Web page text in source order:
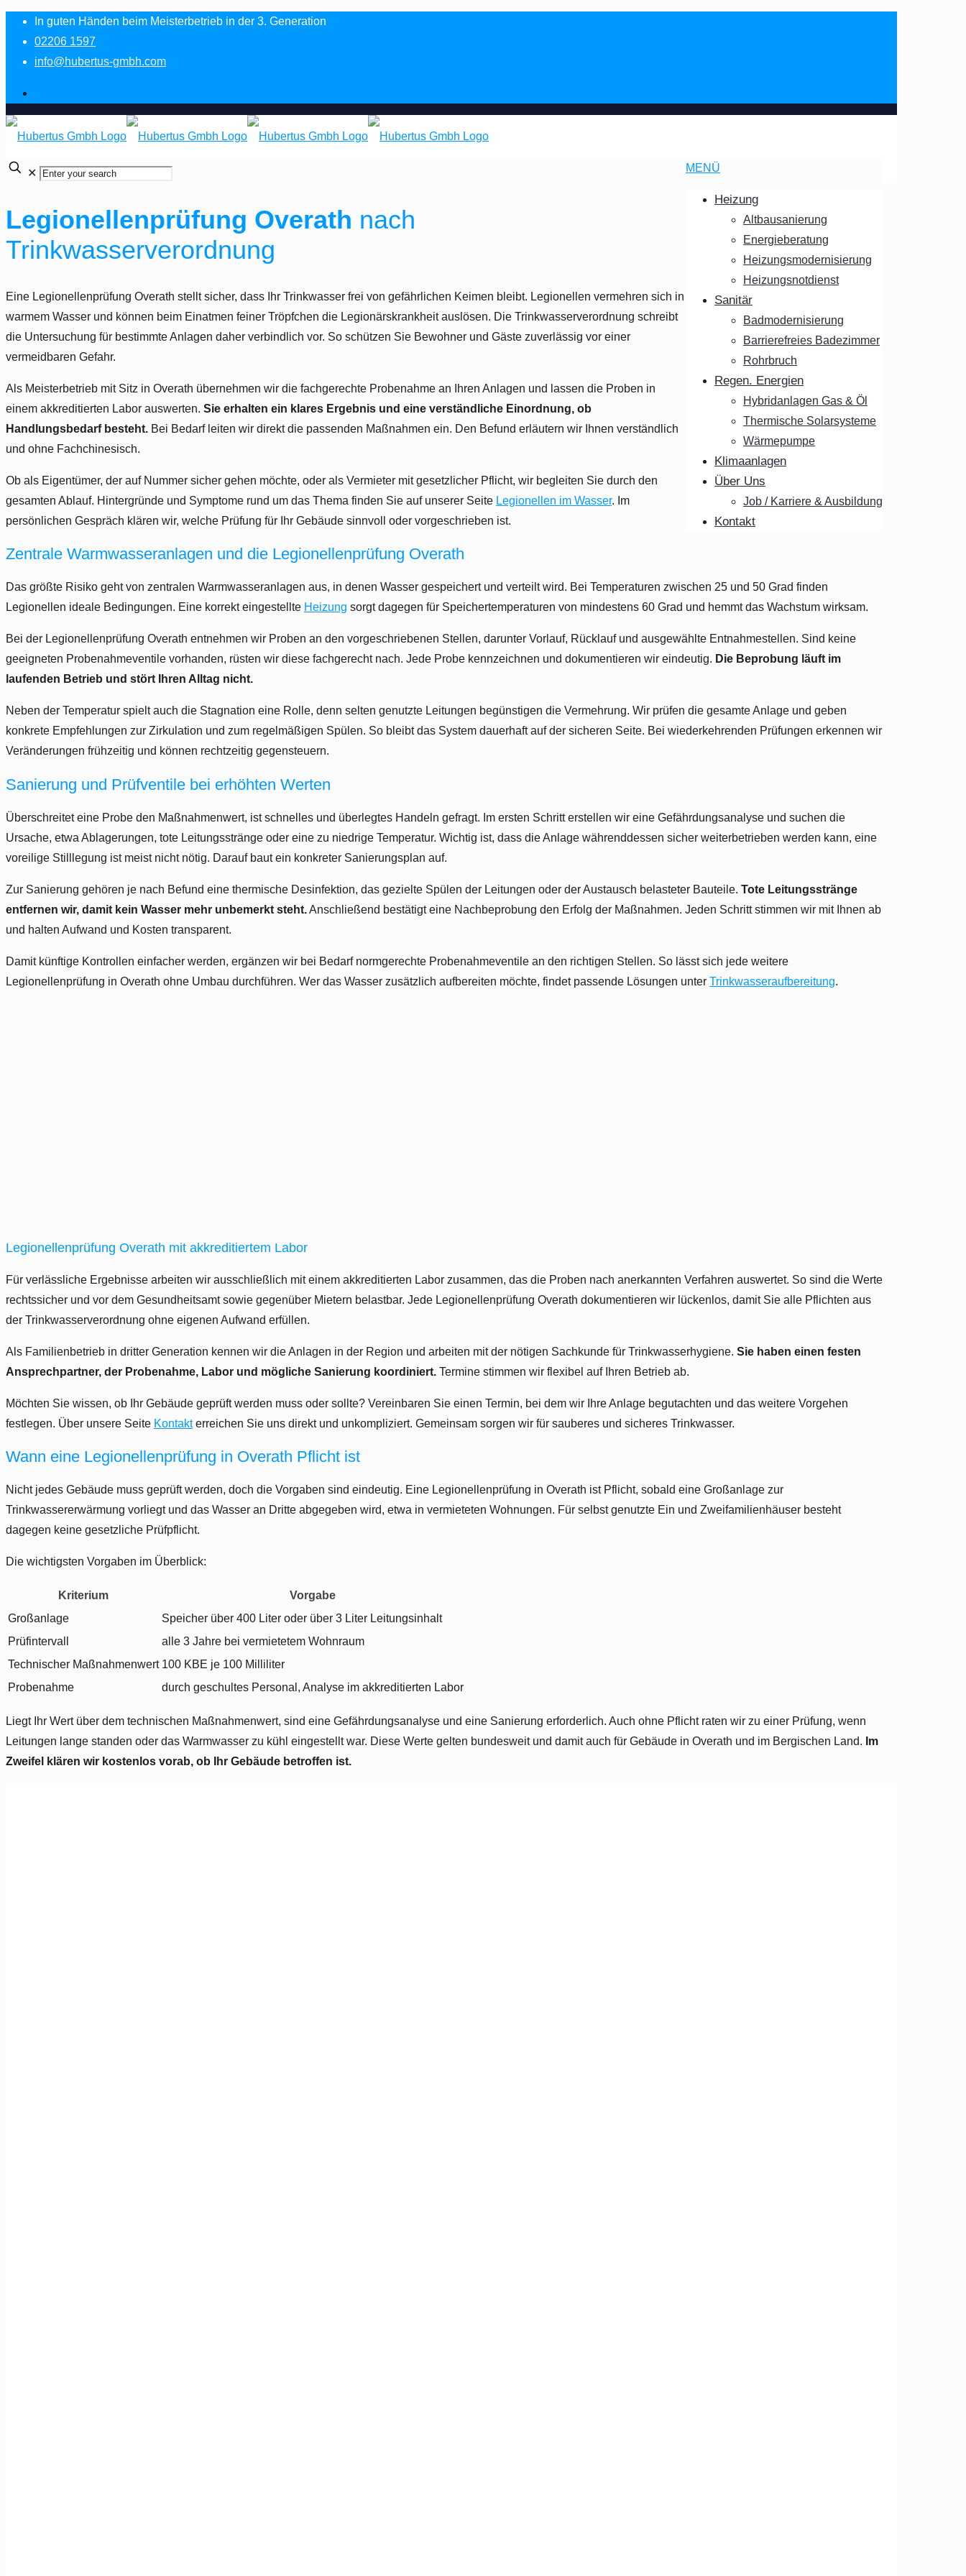
In guten Händen beim Meisterbetrieb in der 3. Generation
02206 1597
info@hubertus-gmbh.com
MENÜ
Heizung
Altbausanierung
Energieberatung
Heizungsmodernisierung
Heizungsnotdienst
Sanitär
Badmodernisierung
Barrierefreies Badezimmer
Rohrbruch
Regen. Energien
Hybridanlagen Gas & Öl
Thermische Solarsysteme
Wärmepumpe
Klimaanlagen
Über Uns
Job / Karriere & Ausbildung
Kontakt
✕
Legionellenprüfung Overath nach
Trinkwasserverordnung
Eine Legionellenprüfung Overath stellt sicher, dass Ihr Trinkwasser frei von gefährlichen Keimen bleibt. Legionellen vermehren sich in
warmem Wasser und können beim Einatmen feiner Tröpfchen die Legionärskrankheit auslösen. Die Trinkwasserverordnung schreibt
die Untersuchung für bestimmte Anlagen daher verbindlich vor. So schützen Sie Bewohner und Gäste zuverlässig vor einer
vermeidbaren Gefahr.
Als Meisterbetrieb mit Sitz in Overath übernehmen wir die fachgerechte Probenahme an Ihren Anlagen und lassen die Proben in
einem akkreditierten Labor auswerten. Sie erhalten ein klares Ergebnis und eine verständliche Einordnung, ob
Handlungsbedarf besteht. Bei Bedarf leiten wir direkt die passenden Maßnahmen ein. Den Befund erläutern wir Ihnen verständlich
und ohne Fachchinesisch.
Ob als Eigentümer, der auf Nummer sicher gehen möchte, oder als Vermieter mit gesetzlicher Pflicht, wir begleiten Sie durch den
gesamten Ablauf. Hintergründe und Symptome rund um das Thema finden Sie auf unserer Seite Legionellen im Wasser. Im
persönlichen Gespräch klären wir, welche Prüfung für Ihr Gebäude sinnvoll oder vorgeschrieben ist.
Zentrale Warmwasseranlagen und die Legionellenprüfung Overath
Das größte Risiko geht von zentralen Warmwasseranlagen aus, in denen Wasser gespeichert und verteilt wird. Bei Temperaturen zwischen 25 und 50 Grad finden
Legionellen ideale Bedingungen. Eine korrekt eingestellte Heizung sorgt dagegen für Speichertemperaturen von mindestens 60 Grad und hemmt das Wachstum wirksam.
Bei der Legionellenprüfung Overath entnehmen wir Proben an den vorgeschriebenen Stellen, darunter Vorlauf, Rücklauf und ausgewählte Entnahmestellen. Sind keine
geeigneten Probenahmeventile vorhanden, rüsten wir diese fachgerecht nach. Jede Probe kennzeichnen und dokumentieren wir eindeutig. Die Beprobung läuft im
laufenden Betrieb und stört Ihren Alltag nicht.
Neben der Temperatur spielt auch die Stagnation eine Rolle, denn selten genutzte Leitungen begünstigen die Vermehrung. Wir prüfen die gesamte Anlage und geben
konkrete Empfehlungen zur Zirkulation und zum regelmäßigen Spülen. So bleibt das System dauerhaft auf der sicheren Seite. Bei wiederkehrenden Prüfungen erkennen wir
Veränderungen frühzeitig und können rechtzeitig gegensteuern.
Sanierung und Prüfventile bei erhöhten Werten
Überschreitet eine Probe den Maßnahmenwert, ist schnelles und überlegtes Handeln gefragt. Im ersten Schritt erstellen wir eine Gefährdungsanalyse und suchen die
Ursache, etwa Ablagerungen, tote Leitungsstränge oder eine zu niedrige Temperatur. Wichtig ist, dass die Anlage währenddessen sicher weiterbetrieben werden kann, eine
voreilige Stilllegung ist meist nicht nötig. Darauf baut ein konkreter Sanierungsplan auf.
Zur Sanierung gehören je nach Befund eine thermische Desinfektion, das gezielte Spülen der Leitungen oder der Austausch belasteter Bauteile. Tote Leitungsstränge
entfernen wir, damit kein Wasser mehr unbemerkt steht.Anschließend bestätigt eine Nachbeprobung den Erfolg der Maßnahmen. Jeden Schritt stimmen wir mit Ihnen ab
und halten Aufwand und Kosten transparent.
Damit künftige Kontrollen einfacher werden, ergänzen wir bei Bedarf normgerechte Probenahmeventile an den richtigen Stellen. So lässt sich jede weitere
Legionellenprüfung in Overath ohne Umbau durchführen. Wer das Wasser zusätzlich aufbereiten möchte, findet passende Lösungen unter Trinkwasseraufbereitung.
Legionellenprüfung Overath mit akkreditiertem Labor
Für verlässliche Ergebnisse arbeiten wir ausschließlich mit einem akkreditierten Labor zusammen, das die Proben nach anerkannten Verfahren auswertet. So sind die Werte
rechtssicher und vor dem Gesundheitsamt sowie gegenüber Mietern belastbar. Jede Legionellenprüfung Overath dokumentieren wir lückenlos, damit Sie alle Pflichten aus
der Trinkwasserverordnung ohne eigenen Aufwand erfüllen.
Als Familienbetrieb in dritter Generation kennen wir die Anlagen in der Region und arbeiten mit der nötigen Sachkunde für Trinkwasserhygiene. Sie haben einen festen
Ansprechpartner, der Probenahme, Labor und mögliche Sanierung koordiniert. Termine stimmen wir flexibel auf Ihren Betrieb ab.
Möchten Sie wissen, ob Ihr Gebäude geprüft werden muss oder sollte? Vereinbaren Sie einen Termin, bei dem wir Ihre Anlage begutachten und das weitere Vorgehen
festlegen. Über unsere Seite Kontakterreichen Sie uns direkt und unkompliziert. Gemeinsam sorgen wir für sauberes und sicheres Trinkwasser.
Wann eine Legionellenprüfung in Overath Pflicht ist
Nicht jedes Gebäude muss geprüft werden, doch die Vorgaben sind eindeutig. Eine Legionellenprüfung in Overath ist Pflicht, sobald eine Großanlage zur
Trinkwassererwärmung vorliegt und das Wasser an Dritte abgegeben wird, etwa in vermieteten Wohnungen. Für selbst genutzte Ein und Zweifamilienhäuser besteht
dagegen keine gesetzliche Prüfpflicht.
Die wichtigsten Vorgaben im Überblick:
Kriterium
Vorgabe
Großanlage
Speicher über 400 Liter oder über 3 Liter Leitungsinhalt
Prüfintervall
alle 3 Jahre bei vermietetem Wohnraum
Technischer Maßnahmenwert 100 KBE je 100 Milliliter
Probenahme
durch geschultes Personal, Analyse im akkreditierten Labor
Liegt Ihr Wert über dem technischen Maßnahmenwert, sind eine Gefährdungsanalyse und eine Sanierung erforderlich. Auch ohne Pflicht raten wir zu einer Prüfung, wenn
Leitungen lange standen oder das Warmwasser zu kühl eingestellt war. Diese Werte gelten bundesweit und damit auch für Gebäude in Overath und im Bergischen Land. Im
Zweifel klären wir kostenlos vorab, ob Ihr Gebäude betroffen ist.